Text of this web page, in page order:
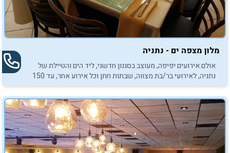
מלון מצפה ים - נתניה
אולם אירועים יפיפה, מעוצב בסגנון חדשני, ליד הים והטיילת של
נתניה, לאירועי בר/בת מצווה, שבתות חתן וכל אירוע אחר, עד 150
אנשים. כשר בהשגחת הרבנות נתניה.